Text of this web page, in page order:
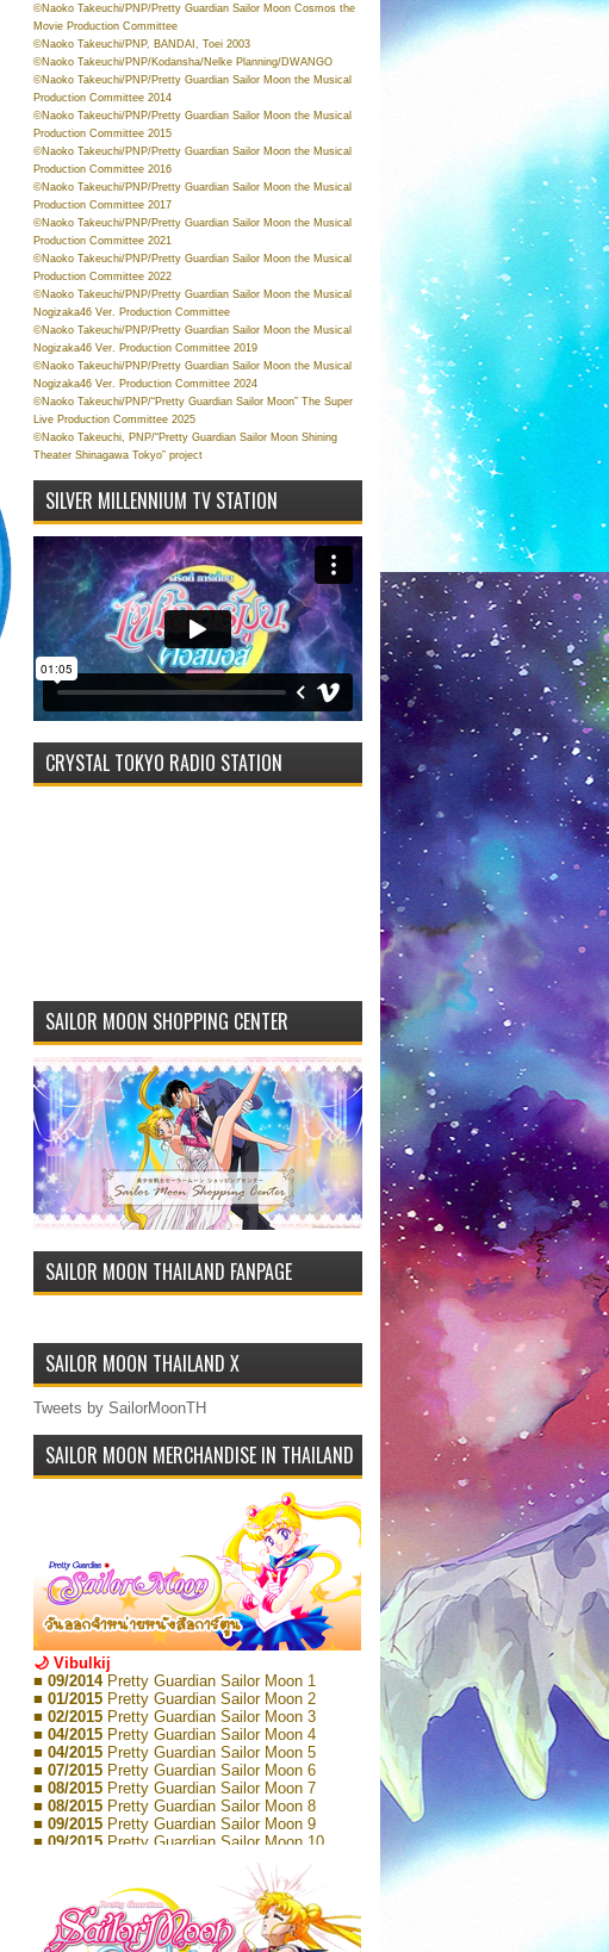
©Naoko Takeuchi/PNP/Pretty Guardian Sailor Moon Cosmos the
Movie Production Committee
©Naoko Takeuchi/PNP, BANDAI, Toei 2003
©Naoko Takeuchi/PNP/Kodansha/Nelke Planning/DWANGO
©Naoko Takeuchi/PNP/Pretty Guardian Sailor Moon the Musical
Production Committee 2014
©Naoko Takeuchi/PNP/Pretty Guardian Sailor Moon the Musical
Production Committee 2015
©Naoko Takeuchi/PNP/Pretty Guardian Sailor Moon the Musical
Production Committee 2016
©Naoko Takeuchi/PNP/Pretty Guardian Sailor Moon the Musical
Production Committee 2017
©Naoko Takeuchi/PNP/Pretty Guardian Sailor Moon the Musical
Production Committee 2021
©Naoko Takeuchi/PNP/Pretty Guardian Sailor Moon the Musical
Production Committee 2022
©Naoko Takeuchi/PNP/Pretty Guardian Sailor Moon the Musical
Nogizaka46 Ver. Production Committee
©Naoko Takeuchi/PNP/Pretty Guardian Sailor Moon the Musical
Nogizaka46 Ver. Production Committee 2019
©Naoko Takeuchi/PNP/Pretty Guardian Sailor Moon the Musical
Nogizaka46 Ver. Production Committee 2024
©Naoko Takeuchi/PNP/“Pretty Guardian Sailor Moon” The Super
Live Production Committee 2025
©Naoko Takeuchi, PNP/“Pretty Guardian Sailor Moon Shining
Theater Shinagawa Tokyo” project
SILVER MILLENNIUM TV STATION
CRYSTAL TOKYO RADIO STATION
SAILOR MOON SHOPPING CENTER
SAILOR MOON THAILAND FANPAGE
SAILOR MOON THAILAND X
Tweets by SailorMoonTH
SAILOR MOON MERCHANDISE IN THAILAND
🌙 Vibulkij
■ 09/2014 Pretty Guardian Sailor Moon 1
■ 01/2015 Pretty Guardian Sailor Moon 2
■ 02/2015 Pretty Guardian Sailor Moon 3
■ 04/2015 Pretty Guardian Sailor Moon 4
■ 04/2015 Pretty Guardian Sailor Moon 5
■ 07/2015 Pretty Guardian Sailor Moon 6
■ 08/2015 Pretty Guardian Sailor Moon 7
■ 08/2015 Pretty Guardian Sailor Moon 8
■ 09/2015 Pretty Guardian Sailor Moon 9
■ 09/2015 Pretty Guardian Sailor Moon 10
Pretty Guardian Sailor Moon 11
Pretty Guardian Sailor Moon 12
Pretty Guardian Sailor Moon Short
Stories 1
■ 09/2018Pretty Guardian Sailor Moon Short